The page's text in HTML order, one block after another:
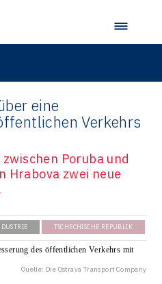
eine
Verkehrs
Poruba und
Hrabova zwei neue
TSCHECHISCHE REPUBLIK
Quelle: Die Ostrava Transport Company